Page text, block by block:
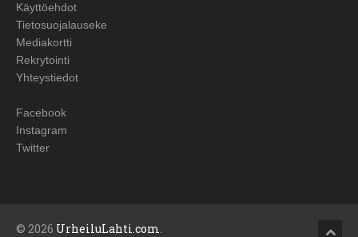
Käyttöehdot
Tietosuojalauseke
Mediakortti
Rekrytointi
Yhteystiedot
Facebook
Instagram
Twitter
© 2026 UrheiluLahti.com.